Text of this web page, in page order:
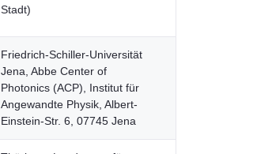
Stadt)
Friedrich-Schiller-Universität
Jena, Abbe Center of
Photonics (ACP), Institut für
Angewandte Physik, Albert-
Einstein-Str. 6, 07745 Jena